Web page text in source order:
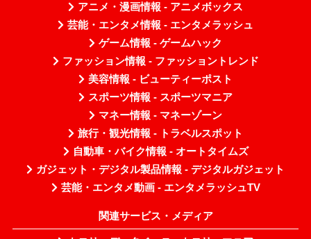
アニメ・漫画情報 - アニメボックス
芸能・エンタメ情報 - エンタメラッシュ
ゲーム情報 - ゲームハック
ファッション情報 - ファッショントレンド
美容情報 - ビューティーポスト
スポーツ情報 - スポーツマニア
マネー情報 - マネーゾーン
旅行・観光情報 - トラベルスポット
自動車・バイク情報 - オートタイムズ
ガジェット・デジタル製品情報 - デジタルガジェット
芸能・エンタメ動画 - エンタメラッシュTV
関連サービス・メディア